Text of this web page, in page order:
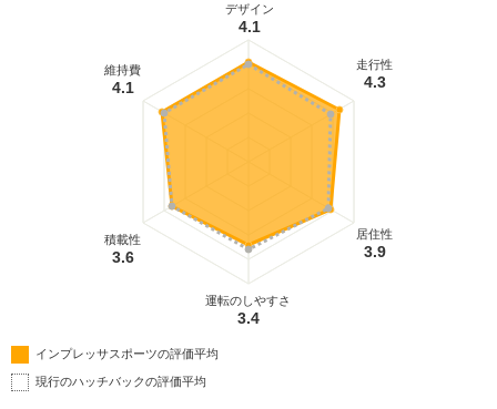
デザイン
4.1
走行性
4.3
居住性
3.9
運転のしやすさ
3.4
積載性
3.6
維持費
4.1
インプレッサスポーツの評価平均
現行のハッチバックの評価平均